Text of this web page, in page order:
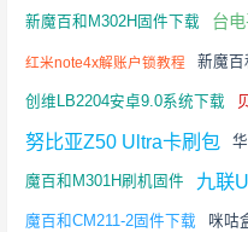
新魔百和M302H固件下载 台
红米note4x解账户锁教程 新魔百
创维LB2204安卓9.0系统下载
努比亚Z50 Ultra卡刷包
魔百和M301H刷机固件 九联
魔百和CM211-2固件下载 咪咕